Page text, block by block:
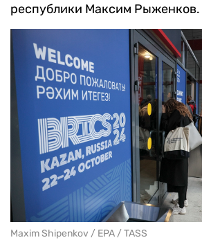
республики Максим Рыженков.
Maxim Shipenkov / EPA / TASS